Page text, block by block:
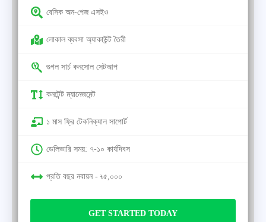
বেসিক অন-পেজ এসইও
লোকাল ব্যবসা অ্যাকাউন্ট তৈরী
গুগল সার্চ কনসোল সেটআপ
কনটেন্ট ম্যানেজমেন্ট
১ মাস ফ্রি টেকনিক্যাল সাপোর্ট
ডেলিভারি সময়: ৭-১০ কার্যদিবস
প্রতি বছর নবায়ন - ৳৫,০০০
GET STARTED TODAY